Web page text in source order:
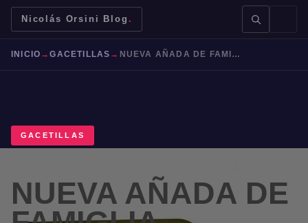
Nicolás Orsini Blog .
Mendoza Malbec Bodegas Jujuy
INICIO →GACETILLAS → NUEVA AÑADA DE FAMIGLIA BIANCHI VIOGNIER
GACETILLAS
NUEVA AÑADA DE